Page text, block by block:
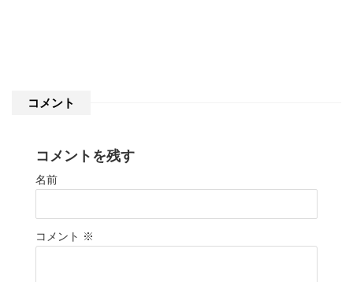
コメント
コメントを残す
名前
コメント ※